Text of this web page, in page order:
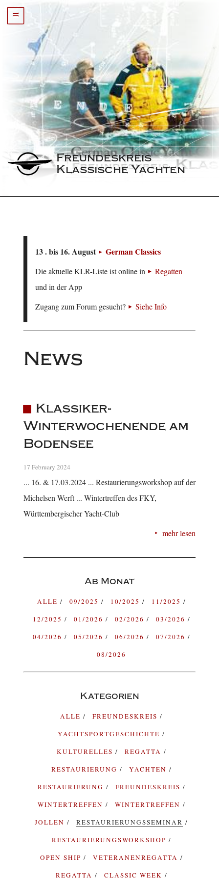
=
Freundeskreis
Klassische Yachten
13 . bis 16. August German Classics
Die aktuelle KLR-Liste ist online in
Regatten
und in der App
Zugang zum Forum gesucht?
Siehe Info
News
Klassiker-
Winterwochenende am
Bodensee
17 February 2024
... 16. & 17.03.2024 ... Restaurierungsworkshop auf der
Michelsen Werft ... Wintertreffen des FKY,
Württembergischer Yacht-Club
mehr lesen
Ab Monat
ALLE 09/2025 10/2025
11/2025
12/2025
01/2026 02/2026
03/2026
04/2026
05/2026 06/2026
07/2026
08/2026
Kategorien
ALLE
FREUNDESKREIS
YACHTSPORTGESCHICHTE
KULTURELLES
REGATTA
RESTAURIERUNG
YACHTEN
RESTAURIERUNG
FREUNDESKREIS
WINTERTREFFEN
WINTERTREFFEN
JOLLEN
RESTAURIERUNGSSEMINAR
RESTAURIERUNGSWORKSHOP
OPEN SHIP
VETERANENREGATTA
REGATTA
CLASSIC WEEK